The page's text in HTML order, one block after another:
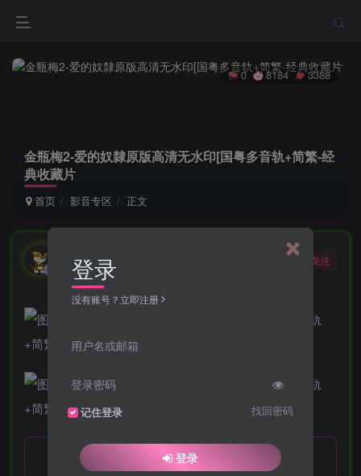
金瓶梅2-爱的奴隸原版高清无水印[国粤多音轨+简繁-经
典收藏片
首页 影音专区 正文
0 8184 3388
酒醒只在花前坐，酒醉还来花下眠。
关注
此处内容已隐藏，月度会员可见
登录
没有账号？立即注册
用户名或邮箱
登录密码
记住登录 找回密码
登录